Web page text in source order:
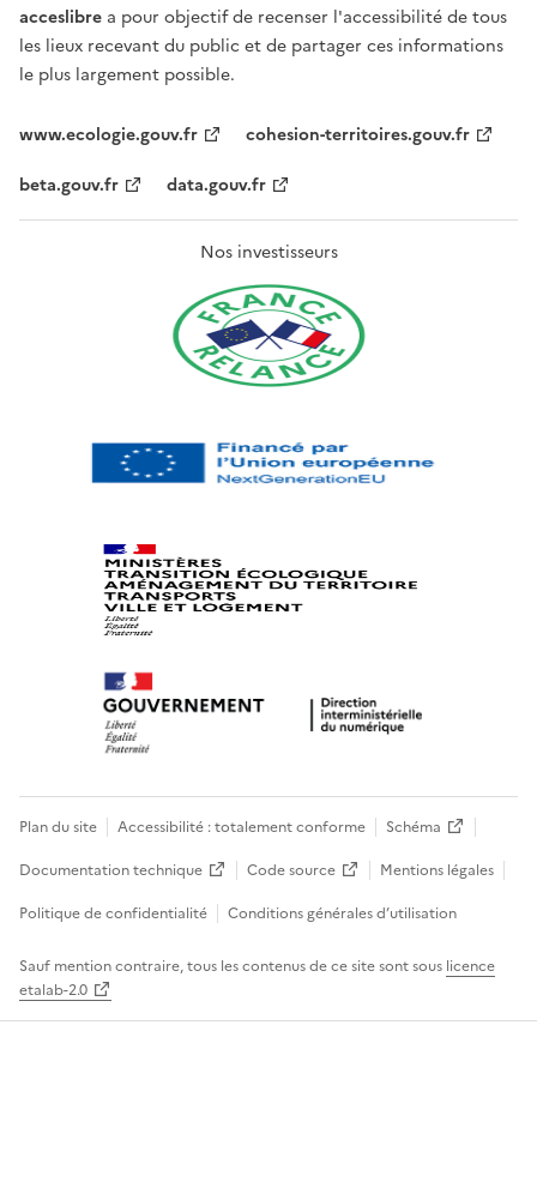
acceslibre a pour objectif de recenser l'accessibilité de tous
les lieux recevant du public et de partager ces informations
le plus largement possible.
www.ecologie.gouv.fr
cohesion-territoires.gouv.fr
beta.gouv.fr
data.gouv.fr
Nos investisseurs
Plan du site Accessibilité : totalement conforme
Schéma
Documentation technique
Code source
Mentions légales
Politique de confidentialité
Conditions générales d’utilisation
Sauf mention contraire, tous les contenus de ce site sont sous licence
etalab-2.0